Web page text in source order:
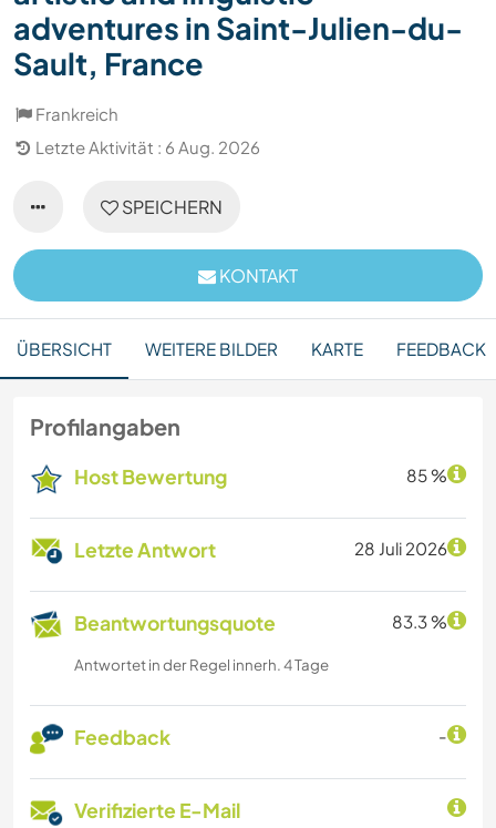
adventures in Saint-Julien-du-
Sault, France
Frankreich
Letzte Aktivität : 6 Aug. 2026
SPEICHERN
KONTAKT
ÜBERSICHT WEITERE BILDER KARTE FEEDBACK
Profilangaben
Host Bewertung 85 %
Letzte Antwort 28 Juli 2026
Beantwortungsquote 83.3 %
Antwortet in der Regel innerh. 4 Tage
Feedback -
Verifizierte E-Mail